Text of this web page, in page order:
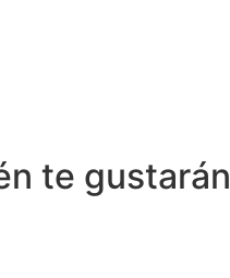
te gustarán